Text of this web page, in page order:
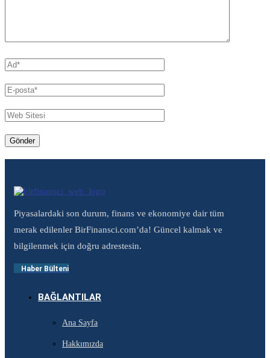
Piyasalardaki son durum, finans ve ekonomiye dair tüm
merak edilenler BirFinansci.com’da! Güncel kalmak ve
bilgilenmek için doğru adrestesin.
Haber Bülteni
BAĞLANTILAR
Ana Sayfa
Hakkımızda